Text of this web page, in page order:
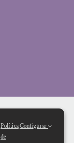
Política
de
Configurar